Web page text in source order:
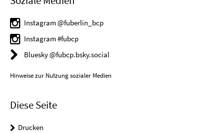
Instagram @fuberlin_bcp
Instagram #fubcp
Bluesky @fubcp.bsky.social
Hinweise zur Nutzung sozialer Medien
Diese Seite
Drucken